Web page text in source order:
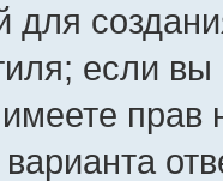
если
прав